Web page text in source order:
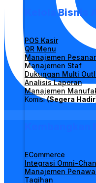
Kelola Bisnis
POS Kasir
QR Menu
Manajemen
Manajemen Staf
Dukungan Multi
Analisis Laporan
Manajemen
Komisi(Segera
ECommerce
Integrasi Omni-
Manajemen
Tagihan